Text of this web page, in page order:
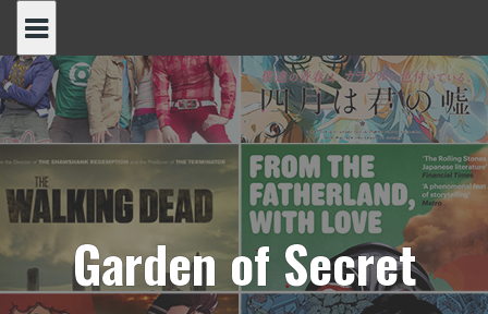
content
Garden of Secret